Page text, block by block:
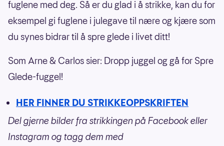
fuglene med deg. Så er du glad i å strikke, kan du for
eksempel gi fuglene i julegave til nære og kjære som
du synes bidrar til å spre glede i livet ditt!
Som Arne & Carlos sier: Dropp juggel og gå for Spre
Glede-fuggel!
HER FINNER DU STRIKKEOPPSKRIFTEN
Del gjerne bilder fra strikkingen på Facebook eller
Instagram og tagg dem med